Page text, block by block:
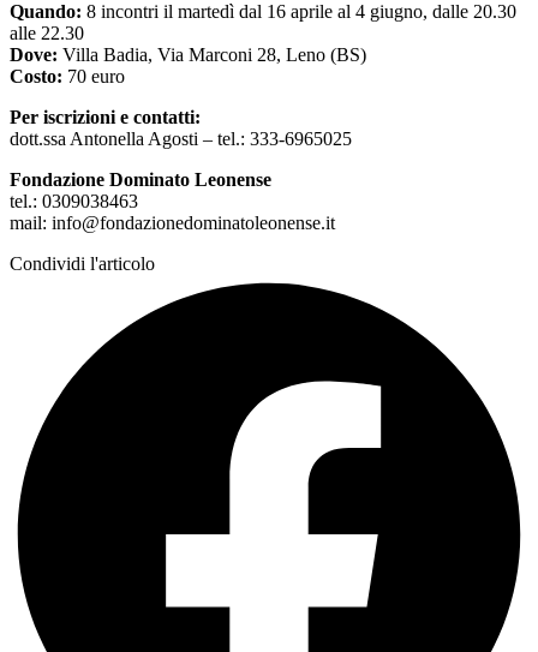
Quando: 8 incontri il martedì dal 16 aprile al 4 giugno, dalle 20.30
alle 22.30
Dove: Villa Badia, Via Marconi 28, Leno (BS)
Costo: 70 euro
Per iscrizioni e contatti:
dott.ssa Antonella Agosti – tel.: 333-6965025
Fondazione Dominato Leonense
tel.: 0309038463
mail: info@fondazionedominatoleonense.it
Condividi l'articolo